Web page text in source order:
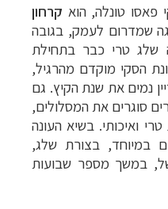
טונלה, הוא קרחון
שמדרום לעמק, בגובה
שלג טרי כבר בתחילת
הסקי מוקדם מהרגיל,
נמים את שנת הקיץ. גם
סוגרים את המסלולים,
ואיכותי. בשיא העונה
במיוחד, בצורת שלג,
2015, למשל, במשך מספר שבועות